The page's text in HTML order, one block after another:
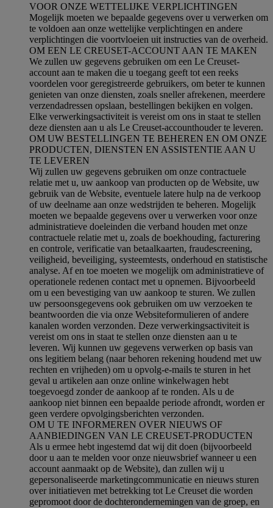
VOOR ONZE WETTELIJKE VERPLICHTINGEN
Mogelijk moeten we bepaalde gegevens over u verwerken om
te voldoen aan onze wettelijke verplichtingen en andere
verplichtingen die voortvloeien uit instructies van de overheid.
OM EEN LE CREUSET-ACCOUNT AAN TE MAKEN
We zullen uw gegevens gebruiken om een Le Creuset-
account aan te maken die u toegang geeft tot een reeks
voordelen voor geregistreerde gebruikers, om beter te kunnen
genieten van onze diensten, zoals sneller afrekenen, meerdere
verzendadressen opslaan, bestellingen bekijken en volgen.
Elke verwerkingsactiviteit is vereist om ons in staat te stellen
deze diensten aan u als Le Creuset-accounthouder te leveren.
OM UW BESTELLINGEN TE BEHEREN EN OM ONZE
PRODUCTEN, DIENSTEN EN ASSISTENTIE AAN U
TE LEVEREN
Wij zullen uw gegevens gebruiken om onze contractuele
relatie met u, uw aankoop van producten op de Website, uw
gebruik van de Website, eventuele latere hulp na de verkoop
of uw deelname aan onze wedstrijden te beheren. Mogelijk
moeten we bepaalde gegevens over u verwerken voor onze
administratieve doeleinden die verband houden met onze
contractuele relatie met u, zoals de boekhouding, facturering
en controle, verificatie van betaalkaarten, fraudescreening,
veiligheid, beveiliging, systeemtests, onderhoud en statistische
analyse. Af en toe moeten we mogelijk om administratieve of
operationele redenen contact met u opnemen. Bijvoorbeeld
om u een bevestiging van uw aankoop te sturen. We zullen
uw persoonsgegevens ook gebruiken om uw verzoeken te
beantwoorden die via onze Websiteformulieren of andere
kanalen worden verzonden. Deze verwerkingsactiviteit is
vereist om ons in staat te stellen onze diensten aan u te
leveren. Wij kunnen uw gegevens verwerken op basis van
ons legitiem belang (naar behoren rekening houdend met uw
rechten en vrijheden) om u opvolg-e-mails te sturen in het
geval u artikelen aan onze online winkelwagen hebt
toegevoegd zonder de aankoop af te ronden. Als u de
aankoop niet binnen een bepaalde periode afrondt, worden er
geen verdere opvolgingsberichten verzonden.
OM U TE INFORMEREN OVER NIEUWS OF
AANBIEDINGEN VAN LE CREUSET-PRODUCTEN
Als u ermee hebt ingestemd dat wij dit doen (bijvoorbeeld
door u aan te melden voor onze nieuwsbrief wanneer u een
account aanmaakt op de Website), dan zullen wij u
gepersonaliseerde marketingcommunicatie en nieuws sturen
over initiatieven met betrekking tot Le Creuset die worden
gepromoot door de dochterondernemingen van de groep, en